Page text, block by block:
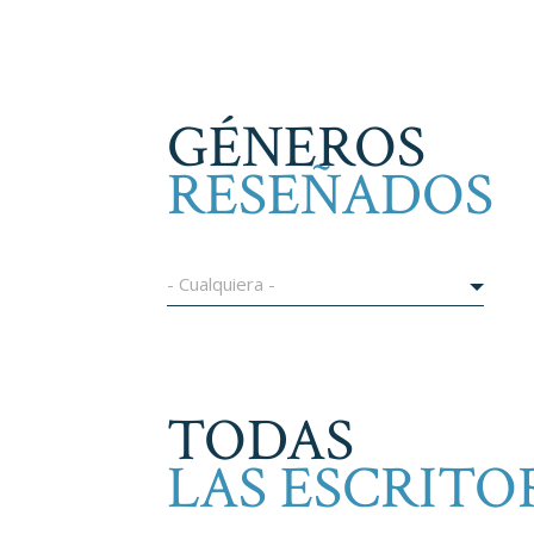
GÉNEROS
RESEÑADOS
- Cualquiera -
TODAS
LAS